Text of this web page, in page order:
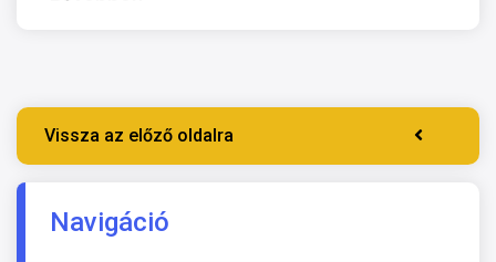
Vissza az előző oldalra
Navigáció